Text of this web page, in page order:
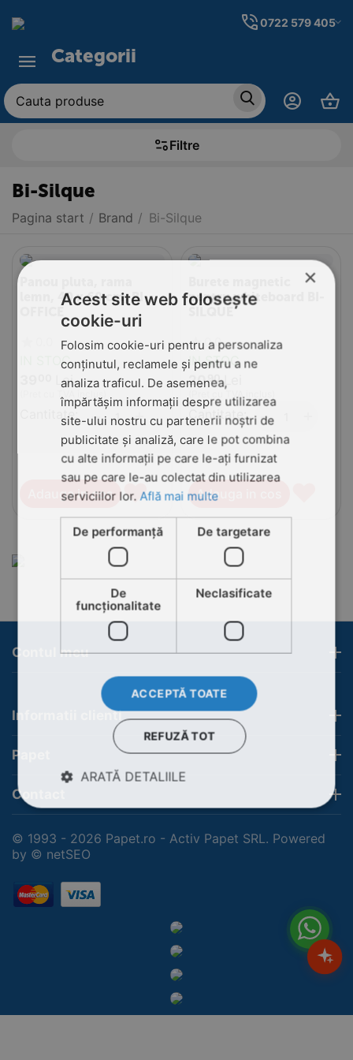
0722 579 405
Categorii
Filtre
Bi-Silque
Pagina start / Brand / Bi-Silque
lemn, 40 x 60 cm, BI-
IN STOC
Lei
Cantitate: +
−
Adauga in cos ♥
pentru whiteboard BI-
0.0
IN STOC
2090 Lei
(Pret cu TVA inclus)
Cantitate: −
Adauga in cos
Contul meu
Informatii clienti
Papet
Contact
© 1993 - 2026 Papet.ro - Activ Papet SRL. Powered
by © netSEO
×
Acest site web folosește
cookie-uri
Folosim cookie-uri pentru a personaliza
conținutul, reclamele și pentru a ne
analiza traficul. De asemenea,
împărtășim informații despre utilizarea
site-ului nostru cu partenerii noștri de
publicitate și analiză, care le pot combina
cu alte informații pe care le-ați furnizat
sau pe care le-au colectat din utilizarea
serviciilor lor.Află mai multe
De performanță De targetare
De
funcţionalitate
Neclasificate
ACCEPTĂ TOATE
REFUZĂ TOT
ARATĂ DETALIILE